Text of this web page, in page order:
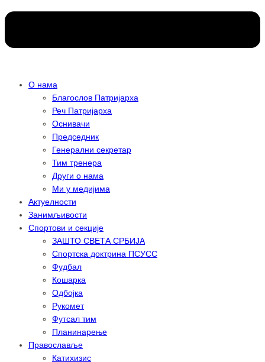
О нама
Благослов Патријарха
Реч Патријарха
Оснивачи
Председник
Генерални секретар
Тим тренера
Други о нама
Ми у медијима
Актуелности
Занимљивости
Спортови и секције
ЗАШТО СВЕТА СРБИЈА
Спортска доктрина ПСУСС
Фудбал
Кошарка
Одбојка
Рукомет
Футсал тим
Планинарење
Православље
Катихизис